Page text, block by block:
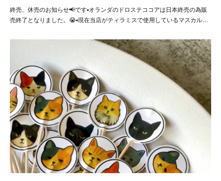
終売、休売のお知らせ📢です▪️オランダのドロステココアは日本終売の為販
売終了となりました。😭▪️現在当店がティラミスで使用しているマスカル…